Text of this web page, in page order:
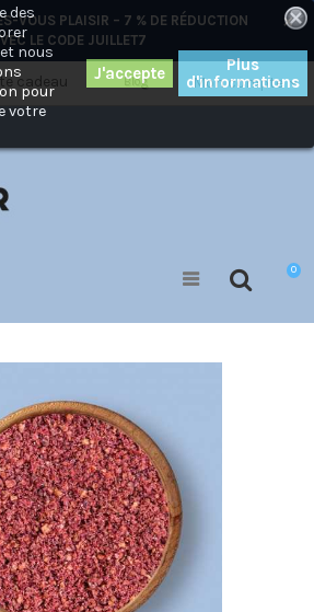
VOUS PLAISIR – 7 % DE RÉDUCTION
LE CODE JUILLET7
×
Mon compte
Blog
cadeau
0
des
nous
pour
votre
Plus
d'informations